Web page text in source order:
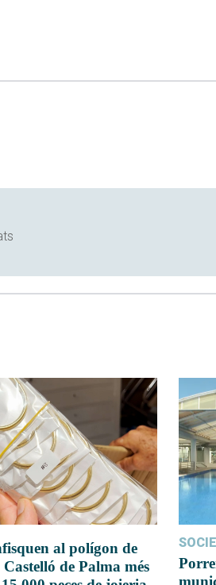
al polígon de
Castelló de Palma més